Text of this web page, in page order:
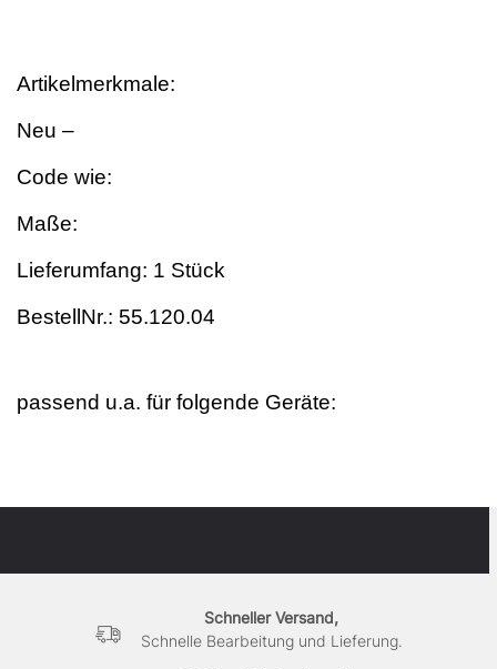
Artikelmerkmale:
Neu –
Code wie:
Maße:
Lieferumfang: 1 Stück
BestellNr.: 55.120.04
passend u.a. für folgende Geräte:
Schneller Versand,
Schnelle Bearbeitung und Lieferung.